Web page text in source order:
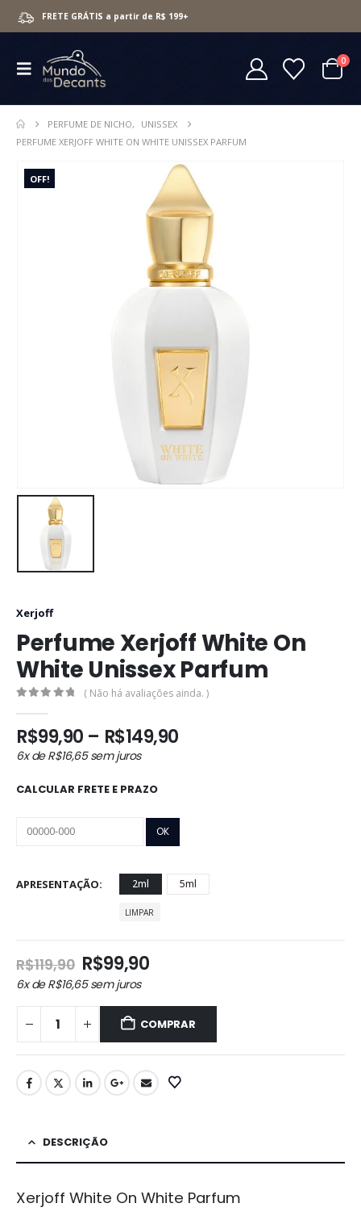
FRETE GRÁTIS a partir de R$ 199+
0
PERFUME DE NICHO,
UNISSEX
PERFUME XERJOFF WHITE ON WHITE UNISSEX PARFUM
OFF!
Xerjoff
Perfume Xerjoff White On
White Unissex Parfum
( Não há avaliações ainda. )
R$99,90 – R$149,90
R$149,90
6x deR$16,65sem juros
CALCULAR FRETE E PRAZO
APRESENTAÇÃO 2ml 5ml
LIMPAR
R$119,90 O
preço
original
era:
R$119,90.
R$99,90O
é:
R$99,90.
6x deR$16,65sem juros
COMPRAR
DESCRIÇÃO
Xerjoff White On White Parfum